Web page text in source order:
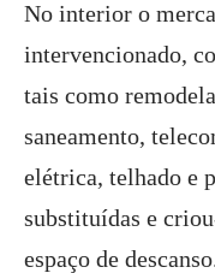
No interior o
intervencionado,
tais como
saneamento,
elétrica, telhado e
substituídas e
espaço de